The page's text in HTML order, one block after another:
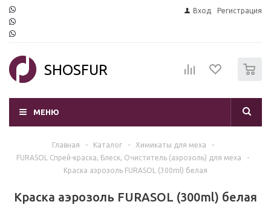
Вход Регистрация
SHOSFUR
МЕНЮ
Главная - Каталог - Химикаты для меха
-
FURASOL Спрей-краска, Блеск, Очиститель (аэрозоль) для меха
-
Краска аэрозоль FURASOL (300ml) белая
Краска аэрозоль FURASOL (300ml) белая